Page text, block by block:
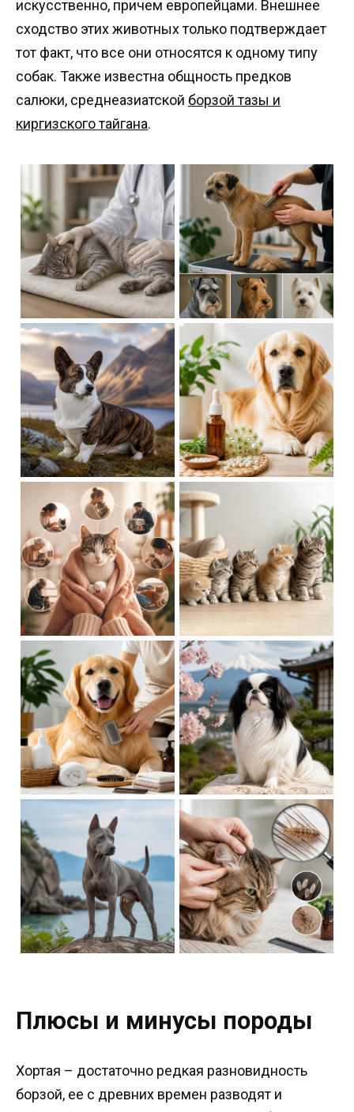
искусственно, причем европейцами. Внешнее
сходство этих животных только подтверждает
тот факт, что все они относятся к одному типу
собак. Также известна общность предков
салюки, среднеазиатской борзой тазы и
киргизского тайгана.
Плюсы и минусы породы
Хортая – достаточно редкая разновидность
борзой, ее с древних времен разводят и